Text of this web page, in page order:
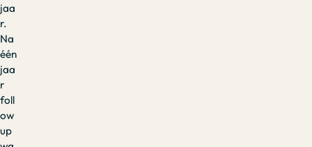
jaa
r.
Na
één
jaa
r
foll
ow
up